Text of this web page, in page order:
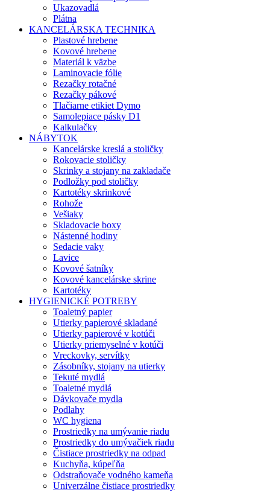
Ukazovadlá
Plátna
KANCELÁRSKA TECHNIKA
Plastové hrebene
Kovové hrebene
Materiál k väzbe
Laminovacie fólie
Rezačky rotačné
Rezačky pákové
Tlačiarne etikiet Dymo
Samolepiace pásky D1
Kalkulačky
NÁBYTOK
Kancelárske kreslá a stoličky
Rokovacie stoličky
Skrinky a stojany na zakladače
Podložky pod stoličky
Kartotéky skrinkové
Rohože
Vešiaky
Skladovacie boxy
Nástenné hodiny
Sedacie vaky
Lavice
Kovové šatníky
Kovové kancelárske skrine
Kartotéky
HYGIENICKÉ POTREBY
Toaletný papier
Utierky papierové skladané
Utierky papierové v kotúči
Utierky priemyselné v kotúči
Vreckovky, servítky
Zásobníky, stojany na utierky
Tekuté mydlá
Toaletné mydlá
Dávkovače mydla
Podlahy
WC hygiena
Prostriedky na umývanie riadu
Prostriedky do umývačiek riadu
Čistiace prostriedky na odpad
Kuchyňa, kúpeľňa
Odstraňovače vodného kameňa
Univerzálne čistiace prostriedky